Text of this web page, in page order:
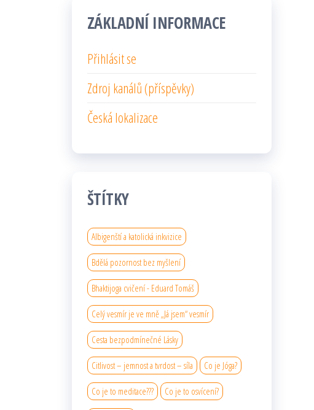
ZÁKLADNÍ INFORMACE
Přihlásit se
Zdroj kanálů (příspěvky)
Česká lokalizace
ŠTÍTKY
Albigenští a katolická inkvizice
Bdělá pozornost bez myšlení
Bhaktijoga cvičení - Eduard Tomáš
Celý vesmír je ve mně „Já jsem“ vesmír
Cesta bezpodmínečné Lásky
Citlivost – jemnost a tvrdost – síla Co je Jóga?
Co je to meditace??? Co je to osvícení?